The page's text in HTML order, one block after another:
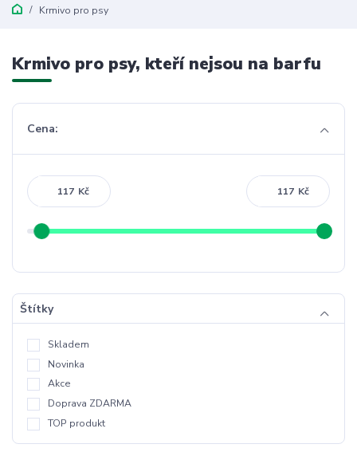
Krmivo pro psy
Krmivo pro psy, kteří nejsou na barfu
Cena:
Kč Kč
Štítky
Skladem
Novinka
Akce
Doprava ZDARMA
TOP produkt